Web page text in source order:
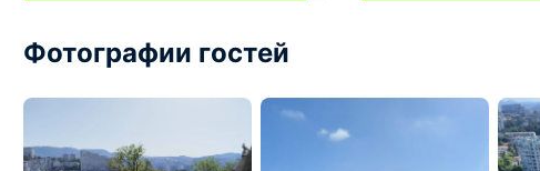
Фотографии гостей